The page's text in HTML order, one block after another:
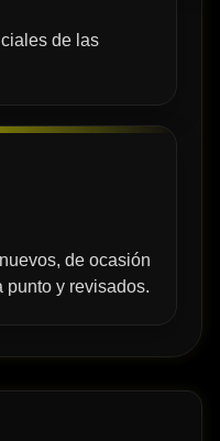
de las
de ocasión
punto y revisados.